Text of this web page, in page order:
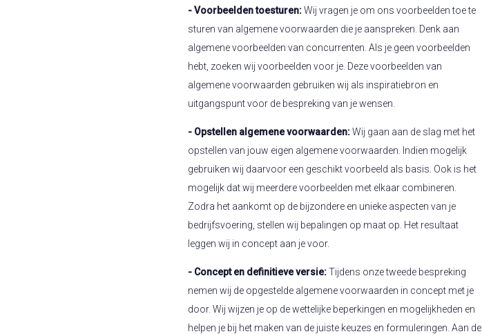
- Voorbeelden toesturen:Wij vragen je om ons voorbeelden toe te
sturen van algemene voorwaarden die je aanspreken. Denk aan
algemene voorbeelden van concurrenten. Als je geen voorbeelden
hebt, zoeken wij voorbeelden voor je. Deze voorbeelden van
algemene voorwaarden gebruiken wij als inspiratiebron en
uitgangspunt voor de bespreking van je wensen.
- Opstellen algemene voorwaarden:Wij gaan aan de slag met het
opstellen van jouw eigen algemene voorwaarden. Indien mogelijk
gebruiken wij daarvoor een geschikt voorbeeld als basis. Ook is het
mogelijk dat wij meerdere voorbeelden met elkaar combineren.
Zodra het aankomt op de bijzondere en unieke aspecten van je
bedrijfsvoering, stellen wij bepalingen op maat op. Het resultaat
leggen wij in concept aan je voor.
- Concept en definitieve versie:Tijdens onze tweede bespreking
nemen wij de opgestelde algemene voorwaarden in concept met je
door. Wij wijzen je op de wettelijke beperkingen en mogelijkheden en
helpen je bij het maken van de juiste keuzes en formuleringen. Aan de